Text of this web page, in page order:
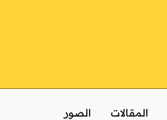
المقالات الصور